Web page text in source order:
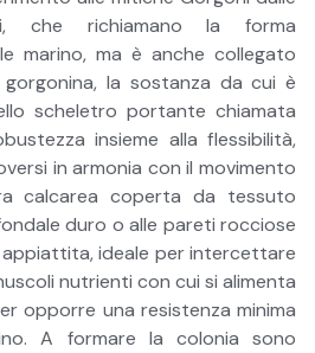
che richiamano la forma
marino, ma è anche collegato
gorgonina, la sostanza da cui è
scheletro portante chiamata
insieme alla flessibilità,
in armonia con il movimento
calcarea coperta da tessuto
duro o alle pareti rocciose
ideale per intercettare
nutrienti con cui si alimenta
opporre una resistenza minima
A formare la colonia sono